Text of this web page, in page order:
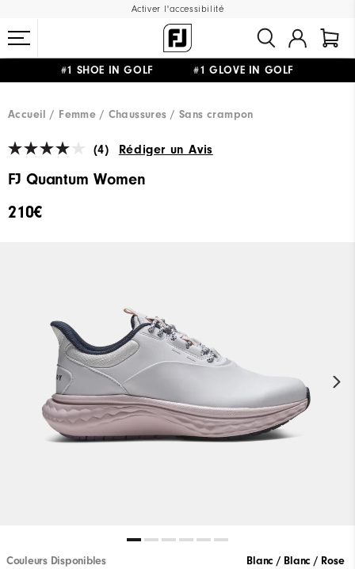
Activer l'accessibilité
#1 SHOE IN GOLF #1 GLOVE IN GOLF
Accueil
Femme Chaussures Sans crampon
(4) Rédiger un Avis
FJ Quantum Women
210€
Couleurs Disponibles Blanc / Blanc / Rose